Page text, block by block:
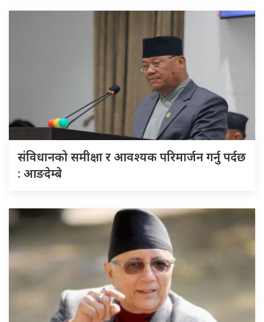
संविधानको समीक्षा र आवश्यक परिमार्जन गर्नु पर्दछ
: आङदेम्बे